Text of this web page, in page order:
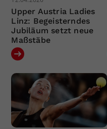
Upper Austria Ladies
Linz: Begeisterndes
Jubiläum setzt neue
Maßstäbe